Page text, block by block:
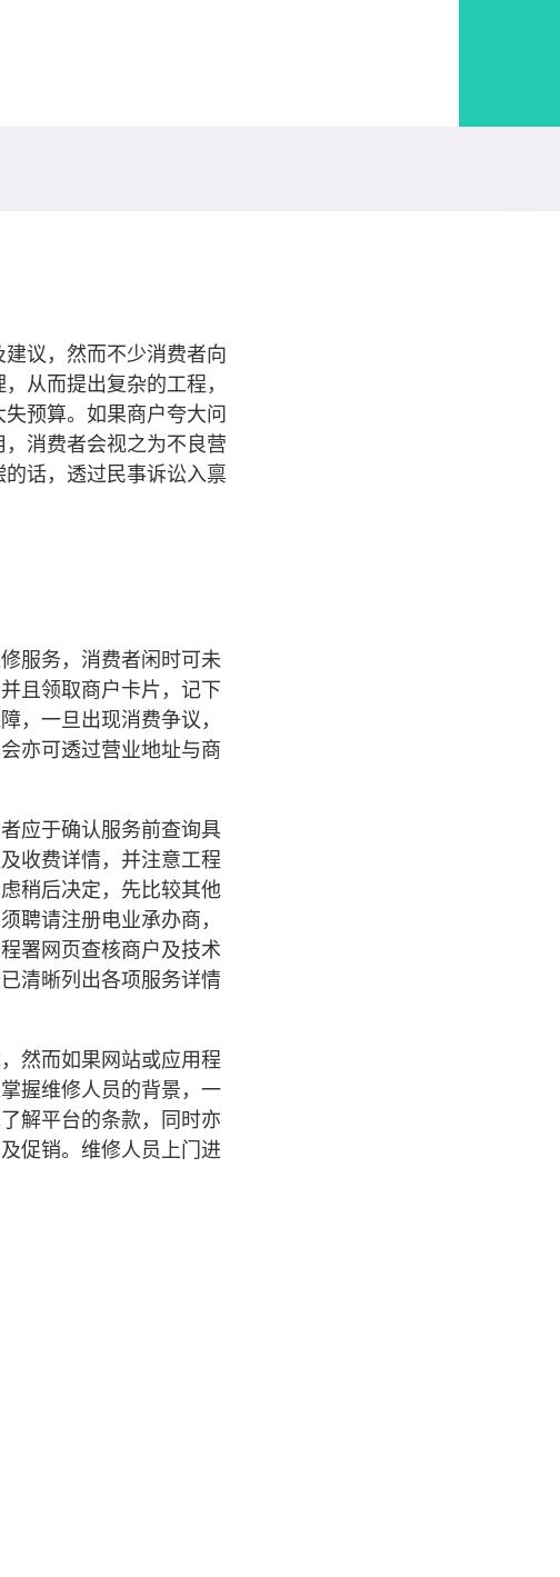
议，然而不少消费者向
从而提出复杂的工程，
预算。如果商户夸大问
消费者会视之为不良营
话，透过民事诉讼入禀
服务，消费者闲时可未
且领取商户卡片，记下
，一旦出现消费争议，
亦可透过营业地址与商
应于确认服务前查询具
收费详情，并注意工程
稍后决定，先比较其他
聘请注册电业承办商，
署网页查核商户及技术
清晰列出各项服务详情
然而如果网站或应用程
握维修人员的背景，一
解平台的条款，同时亦
促销。维修人员上门进